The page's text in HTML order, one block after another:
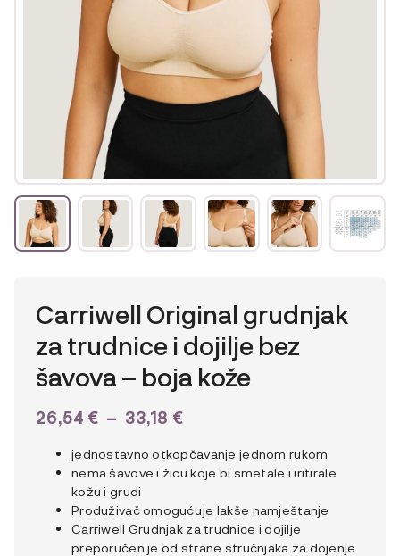
Carriwell Original grudnjak
za trudnice i dojilje bez
šavova – boja kože
26,54 € – 33,18 €
PRIX :
À
33,18 €
jednostavno otkopčavanje jednom rukom
nema šavove i žicu koje bi smetale i iritirale
kožu i grudi
Produživač omogućuje lakše namještanje
Carriwell Grudnjak za trudnice i dojilje
preporučen je od strane stručnjaka za dojenje